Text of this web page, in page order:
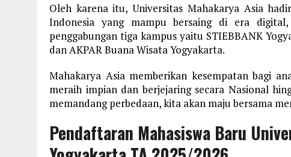
Oleh karena itu, Universitas Mahakarya Asia
Indonesia yang mampu bersaing di era
penggabungan tiga kampus yaitu STIEBBANK
dan AKPAR Buana Wisata Yogyakarta.
Mahakarya Asia memberikan kesempatan bagi
meraih impian dan berjejaring secara Nasional
memandang perbedaan, kita akan maju bersama
Pendaftaran Mahasiswa Baru